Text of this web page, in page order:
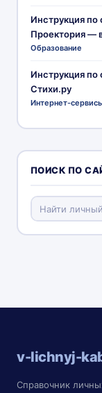
Инструкция
Проектория —
Образование
Инструкция
Стихи.ру
Интернет-
ПОИСК ПО
v-lichnyj-
Справочник